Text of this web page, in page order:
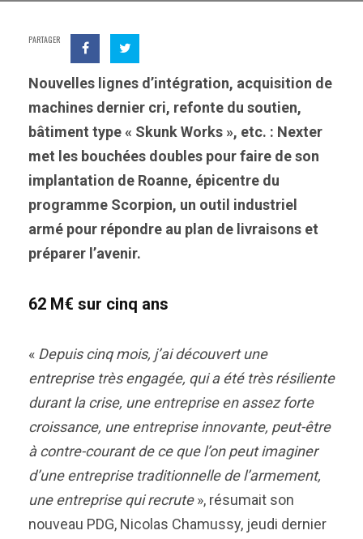
PARTAGER
Nouvelles lignes d’intégration, acquisition de
machines dernier cri, refonte du soutien,
bâtiment type « Skunk Works », etc. : Nexter
met les bouchées doubles pour faire de son
implantation de Roanne, épicentre du
programme Scorpion, un outil industriel
armé pour répondre au plan de livraisons et
préparer l’avenir.
62 M€ sur cinq ans
« Depuis cinq mois, j’ai découvert une
entreprise très engagée, qui a été très résiliente
durant la crise, une entreprise en assez forte
croissance, une entreprise innovante, peut-être
à contre-courant de ce que l’on peut imaginer
d’une entreprise traditionnelle de l’armement,
une entreprise qui recrute», résumait son
nouveau PDG, Nicolas Chamussy, jeudi dernier